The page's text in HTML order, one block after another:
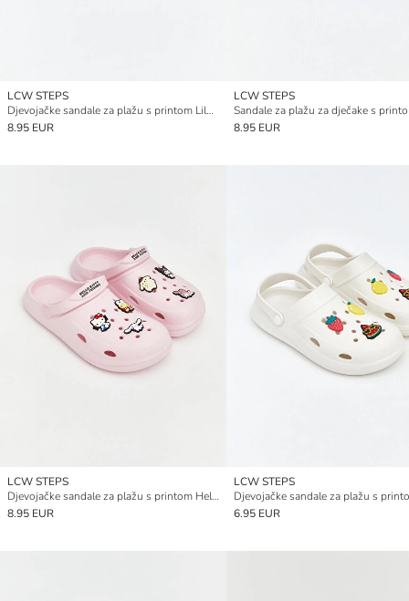
LCW STEPS
Djevojačke sandale za plažu s printom Lilo & Stitch
8.95 EUR
LCW STEPS
8.95 EUR
LCW STEPS
Djevojačke sandale za plažu s printom Hello Kitty
8.95 EUR
LCW STEPS
Djevojačke sandale za plažu s
6.95 EUR